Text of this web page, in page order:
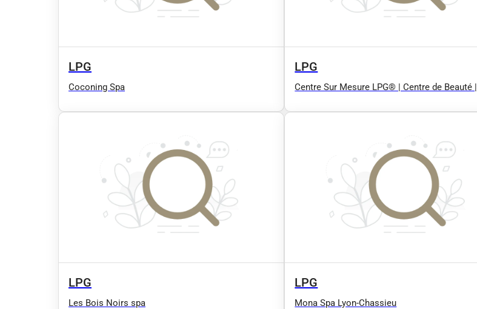
LPG
Coconing Spa
LPG
Centre Sur Mesure LPG®️ | Centre de Beauté |
LPG
Les Bois Noirs spa
LPG
Mona Spa Lyon-Chassieu